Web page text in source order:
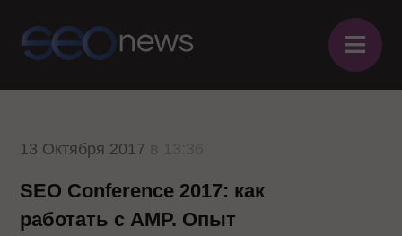
≡
13 Октября 2017
SEO Conference 2017: как
работать с AMP. Опыт